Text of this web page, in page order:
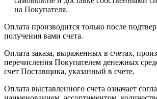
на Покупателя.
Оплата производится только после
получения вами счета.
Оплата заказа, выраженных в счетах,
перечисления Покупателем денежных
счет Поставщика, указанный в счете.
Оплата выставленного счета означает